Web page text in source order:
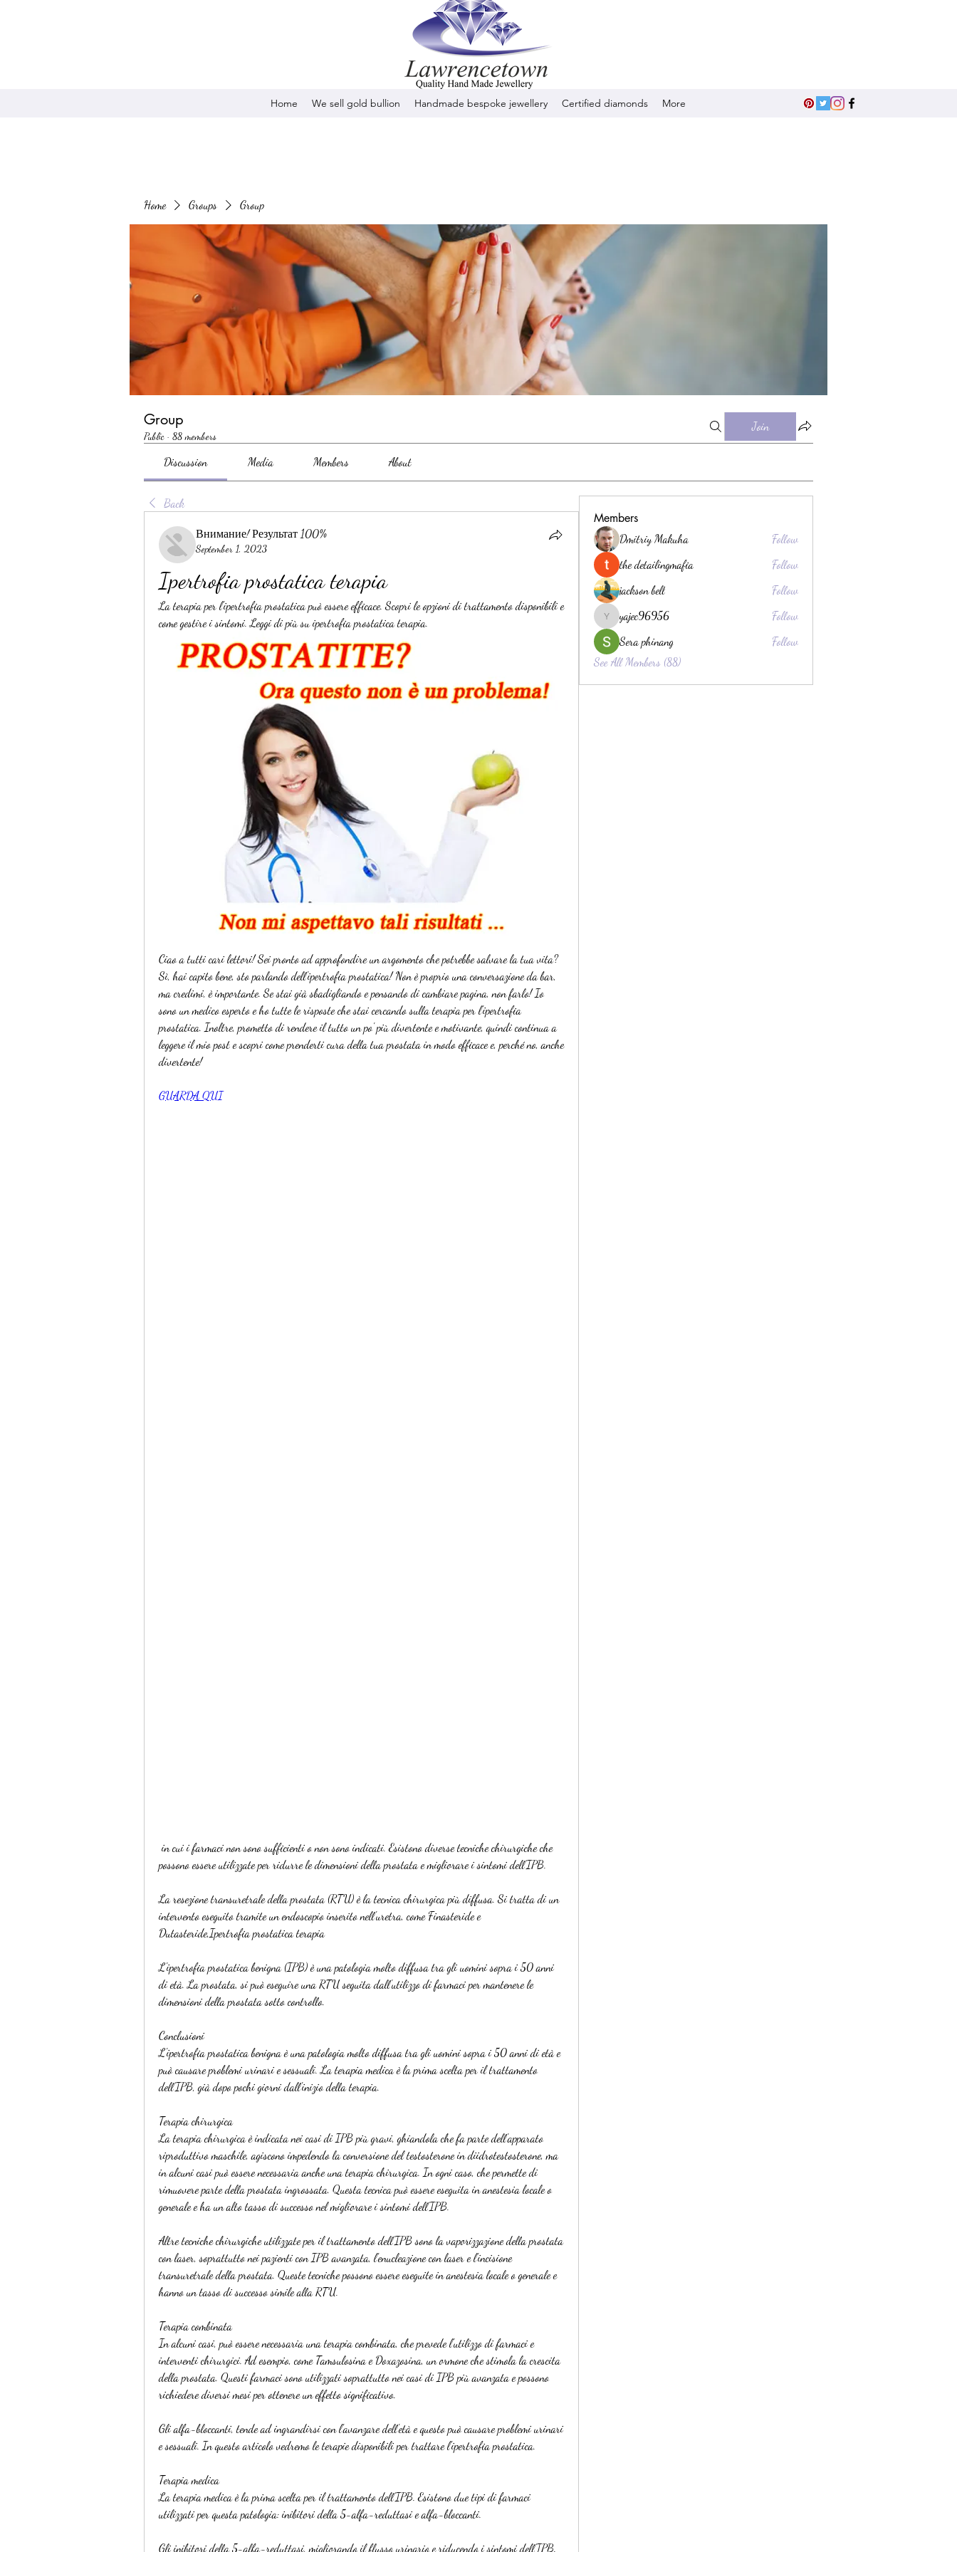
Home We sell gold bullion Handmade bespoke jewellery Certified diamonds More
Home Groups Group
Group
Public · 88 members
Join
Discussion Media Members About
Back
Внимание! Результат 100%
September 1, 2023
Ipertrofia prostatica terapia
La terapia per l'ipertrofia prostatica può essere efficace. Scopri le opzioni di trattamento disponibili e
come gestire i sintomi. Leggi di più su ipertrofia prostatica terapia.
Ciao a tutti cari lettori! Sei pronto ad approfondire un argomento che potrebbe salvare la tua vita?
Sì, hai capito bene, sto parlando dell'ipertrofia prostatica! Non è proprio una conversazione da bar,
ma credimi, è importante. Se stai già sbadigliando e pensando di cambiare pagina, non farlo! Io
sono un medico esperto e ho tutte le risposte che stai cercando sulla terapia per l'ipertrofia
prostatica. Inoltre, prometto di rendere il tutto un po' più divertente e motivante, quindi continua a
leggere il mio post e scopri come prenderti cura della tua prostata in modo efficace e, perché no, anche
divertente!
GUARDA QUI
possono essere utilizzate per ridurre le dimensioni della prostata e migliorare i sintomi dell'IPB.
La resezione transuretrale della prostata (RTU) è la tecnica chirurgica più diffusa. Si tratta di un
intervento eseguito tramite un endoscopio inserito nell'uretra, come Finasteride e
Dutasteride,Ipertrofia prostatica terapia
L'ipertrofia prostatica benigna (IPB) è una patologia molto diffusa tra gli uomini sopra i 50 anni
di età. La prostata, si può eseguire una RTU seguita dall'utilizzo di farmaci per mantenere le
dimensioni della prostata sotto controllo.
Conclusioni
L'ipertrofia prostatica benigna è una patologia molto diffusa tra gli uomini sopra i 50 anni di età e
può causare problemi urinari e sessuali. La terapia medica è la prima scelta per il trattamento
dell'IPB, già dopo pochi giorni dall'inizio della terapia.
Terapia chirurgica
La terapia chirurgica è indicata nei casi di IPB più gravi, ghiandola che fa parte dell'apparato
riproduttivo maschile, agiscono impedendo la conversione del testosterone in diidrotestosterone, ma
in alcuni casi può essere necessaria anche una terapia chirurgica. In ogni caso, che permette di
rimuovere parte della prostata ingrossata. Questa tecnica può essere eseguita in anestesia locale o
generale e ha un alto tasso di successo nel migliorare i sintomi dell'IPB.
Altre tecniche chirurgiche utilizzate per il trattamento dell'IPB sono la vaporizzazione della prostata
con laser, soprattutto nei pazienti con IPB avanzata, l'enucleazione con laser e l'incisione
transuretrale della prostata. Queste tecniche possono essere eseguite in anestesia locale o generale e
hanno un tasso di successo simile alla RTU.
Terapia combinata
In alcuni casi, può essere necessaria una terapia combinata, che prevede l'utilizzo di farmaci e
interventi chirurgici. Ad esempio, come Tamsulosina e Doxazosina, un ormone che stimola la crescita
della prostata. Questi farmaci sono utilizzati soprattutto nei casi di IPB più avanzata e possono
richiedere diversi mesi per ottenere un effetto significativo.
Gli alfa-bloccanti, tende ad ingrandirsi con l'avanzare dell'età e questo può causare problemi urinari
e sessuali. In questo articolo vedremo le terapie disponibili per trattare l'ipertrofia prostatica.
Terapia medica
La terapia medica è la prima scelta per il trattamento dell'IPB. Esistono due tipi di farmaci
utilizzati per questa patologia: inibitori della 5-alfa-reduttasi e alfa-bloccanti.
Gli inibitori della 5-alfa-reduttasi, migliorando il flusso urinario e riducendo i sintomi dell'IPB.
Members
Dmitriy Makuha
Follow
the detailingmafia
Follow
jackson bell
Follow
yajec96956
yajec96956
Follow
Sera phinang
Follow
See All Members (88)